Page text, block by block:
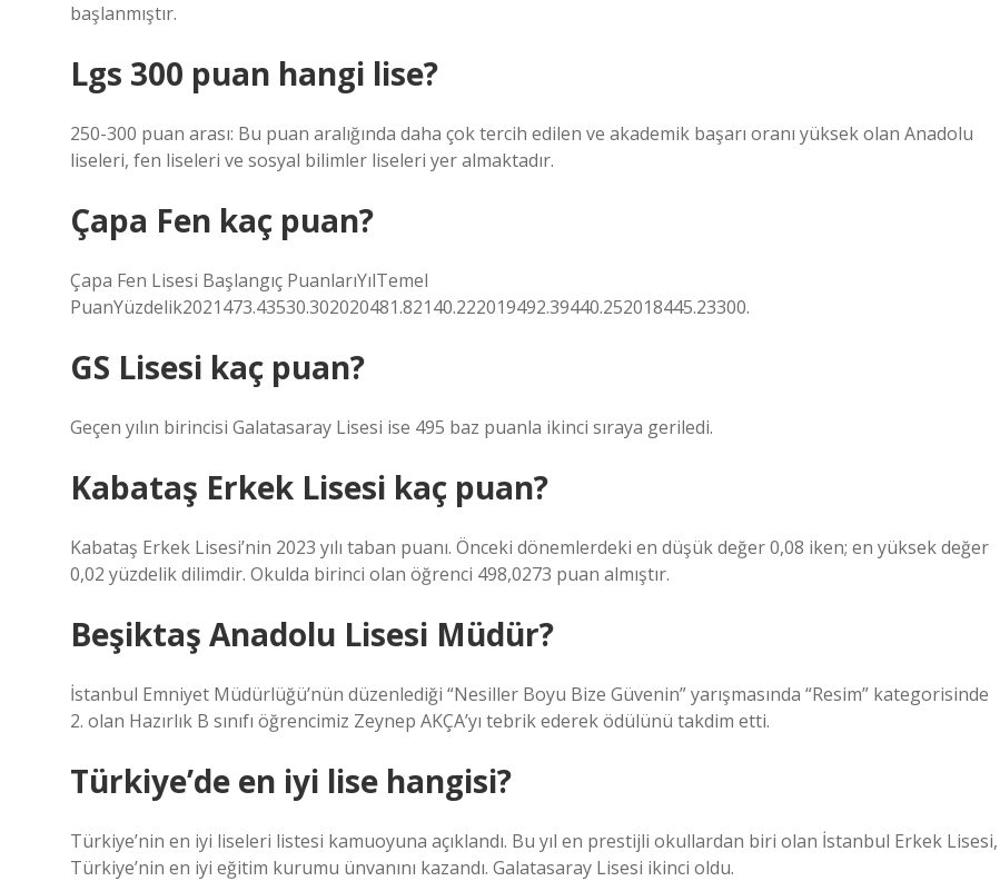
başlanmıştır.
Lgs 300 puan hangi lise?
250-300 puan arası: Bu puan aralığında daha çok tercih edilen ve akademik başarı oranı yüksek olan Anadolu
liseleri, fen liseleri ve sosyal bilimler liseleri yer almaktadır.
Çapa Fen kaç puan?
Çapa Fen Lisesi Başlangıç ​​PuanlarıYılTemel
PuanYüzdelik2021473.43530.302020481.82140.222019492.39440.252018445.23300.
GS Lisesi kaç puan?
Geçen yılın birincisi Galatasaray Lisesi ise 495 baz puanla ikinci sıraya geriledi.
Kabataş Erkek Lisesi kaç puan?
Kabataş Erkek Lisesi’nin 2023 yılı taban puanı. Önceki dönemlerdeki en düşük değer 0,08 iken; en yüksek değer
0,02 yüzdelik dilimdir. Okulda birinci olan öğrenci 498,0273 puan almıştır.
Beşiktaş Anadolu Lisesi Müdür?
İstanbul Emniyet Müdürlüğü’nün düzenlediği “Nesiller Boyu Bize Güvenin” yarışmasında “Resim” kategorisinde
2. olan Hazırlık B sınıfı öğrencimiz Zeynep AKÇA’yı tebrik ederek ödülünü takdim etti.
Türkiye’de en iyi lise hangisi?
Türkiye’nin en iyi liseleri listesi kamuoyuna açıklandı. Bu yıl en prestijli okullardan biri olan İstanbul Erkek Lisesi,
Türkiye’nin en iyi eğitim kurumu ünvanını kazandı. Galatasaray Lisesi ikinci oldu.